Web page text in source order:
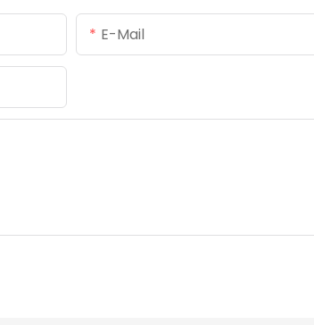
E-Mail